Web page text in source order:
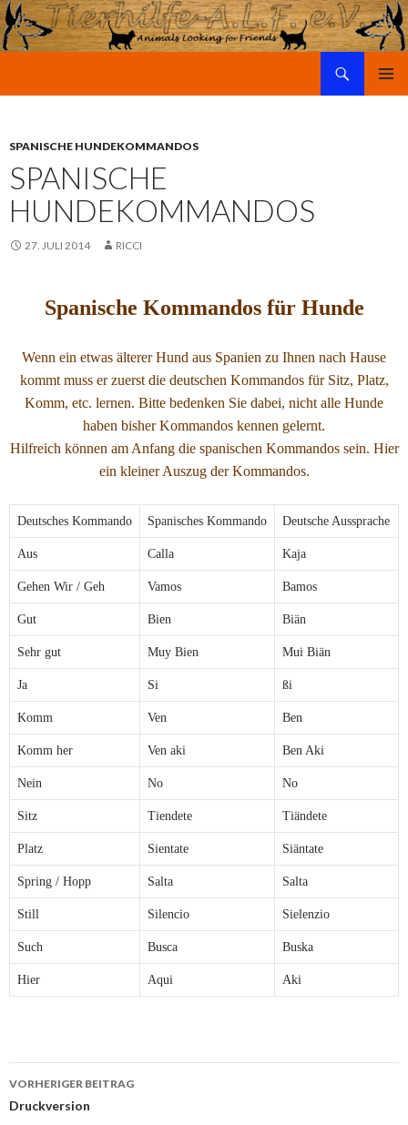
SPANISCHE HUNDEKOMMANDOS
SPANISCHE
HUNDEKOMMANDOS
27. JULI 2014 RICCI
Spanische Kommandos für Hunde
Wenn ein etwas älterer Hund aus Spanien zu Ihnen nach Hause
kommt muss er zuerst die deutschen Kommandos für Sitz, Platz,
Komm, etc. lernen. Bitte bedenken Sie dabei, nicht alle Hunde
haben bisher Kommandos kennen gelernt.
Hilfreich können am Anfang die spanischen Kommandos sein. Hier
ein kleiner Auszug der Kommandos.
Deutsches Kommando Spanisches Kommando Deutsche Aussprache
Aus Calla Kaja
Gehen Wir / Geh Vamos Bamos
Gut Bien Biän
Sehr gut Muy Bien Mui Biän
Ja Si ßi
Komm Ven Ben
Komm her Ven aki Ben Aki
Nein No No
Sitz Tiendete Tiändete
Platz Sientate Siäntate
Spring / Hopp Salta Salta
Still Silencio Sielenzio
Such Busca Buska
Hier Aqui Aki
Beitrags-
Navigation
VORHERIGER BEITRAG
Druckversion